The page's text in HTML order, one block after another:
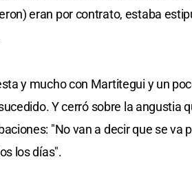
eran por contrato, estaba
y mucho con Martitegui y un
Y cerró sobre la angustia
"No van a decir que se va
los días".